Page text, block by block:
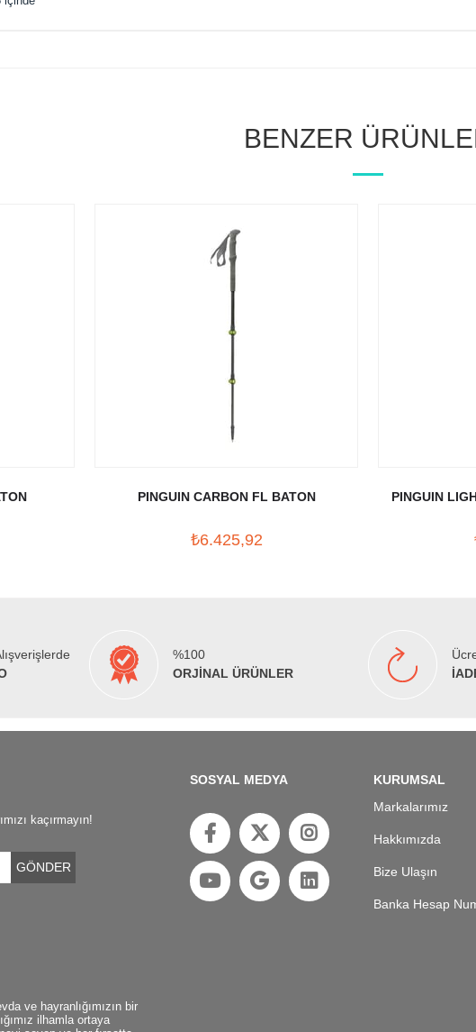
BENZER
PINGUIN CARBON FL BATON
₺6.425,92
PINGUIN
%100
ORJİNAL ÜRÜNLER
kaçırmayın!
GÖNDER
ve hayranlığımızın bir
ilhamla ortaya
SOSYAL MEDYA
KURUMSAL
Markalarımız
Hakkımızda
Bize Ulaşın
Banka Hesap